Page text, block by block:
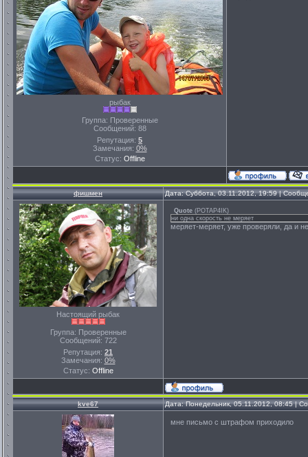
рыбак
Группа: Проверенные
Сообщений: 88
Репутация: 5
Замечания: 0%
Статус: Offline
фишмен Дата: Суббота, 03.11.2012, 19:59 |
Настоящий рыбак
Группа: Проверенные
Сообщений: 722
Репутация: 21
Замечания: 0%
Статус: Offline
Quote (POTAP4IK)
ни одна скорость не меряет
меряет-меряет, уже проверяли, да и
kve67 Дата: Понедельник, 05.11.2012, 08:45 |
мне письмо с штрафом приходило